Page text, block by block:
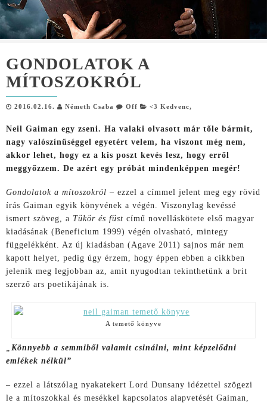
GONDOLATOK A
MÍTOSZOKRÓL
2016.02.16. Németh Csaba Off <3 Kedvenc,
Neil Gaiman egy zseni. Ha valaki olvasott már tőle bármit,
nagy valószínűséggel egyetért velem, ha viszont még nem,
akkor lehet, hogy ez a kis poszt kevés lesz, hogy erről
meggyőzzem. De azért egy próbát mindenképpen megér!
Gondolatok a mítoszokról – ezzel a címmel jelent meg egy rövid
írás Gaiman egyik könyvének a végén. Viszonylag kevéssé
ismert szöveg, a Tükör és füst című novelláskötete első magyar
kiadásának (Beneficium 1999) végén olvasható, mintegy
függelékként. Az új kiadásban (Agave 2011) sajnos már nem
kapott helyet, pedig úgy érzem, hogy éppen ebben a cikkben
jelenik meg legjobban az, amit nyugodtan tekinthetünk a brit
szerző ars poetikájának is.
A temető könyve
Könnyebb a semmiből valamit csinálni, mint képzelődni
emlékek nélkül”
– ezzel a látszólag nyakatekert Lord Dunsany idézettel szögezi
le a mítoszokkal és mesékkel kapcsolatos alapvetését Gaiman,